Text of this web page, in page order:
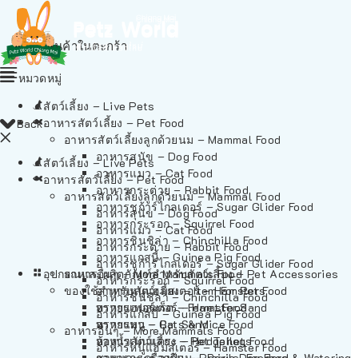
ไม่มีสินค้าในตะกร้า
Back
สัตว์เลี้ยง – Live Pets
อาหารสัตว์เลี้ยง – Pet Food
อาหารสัตว์เลี้ยงลูกด้วยนม – Mammal Food
อาหารสุนัข – Dog Food
อาหารแมว – Cat Food
อาหารกระต่าย – Rabbit Food
อาหารชูก้าร์ไกลเดอร์ – Sugar Glider Food
อาหารกระรอก – Squirrel Food
อาหารชินชิล่า – Chinchilla Food
อาหารแกสบี้ – Guinea Pig Food
อาหารอื่นๆ – More Mammals Food
อาหารหนูแฮมสเตอร์ – Hamster Food
หมวดหมู่
สัตว์เลี้ยง – Live Pets
อาหารสัตว์เลี้ยง – Pet Food
อาหารสัตว์เลี้ยงลูกด้วยนม – Mammal Food
อาหารสุนัข – Dog Food
อาหารแมว – Cat Food
อาหารกระต่าย – Rabbit Food
อาหารชูก้าร์ไกลเดอร์ – Sugar Glider Food
อาหารกระรอก – Squirrel Food
อาหารชินชิล่า – Chinchilla Food
อาหารแกสบี้ – Guinea Pig Food
อาหารอื่นๆ – More Mammals Food
อาหารหนูแฮมสเตอร์ – Hamster Food
อาหารเฟอร์เร็ต – Ferret Food
อาหารหนู – Rats & Mice Food
อาหารเม่นแคระ – Hedgehog Food
อุปกรณและผลิตภัณฑ์สำหรับสัตว์เลี้ยง – Pet Accessories
ของใช้สำหรับสัตว์เลี้ยง – Item For Pets
ทรายแฮมสเตอร์ – Hamster Sand
ทรายแมว – Cat Sand
ห้องน้ำสัตว์เลี้ยง – Pet Toilets